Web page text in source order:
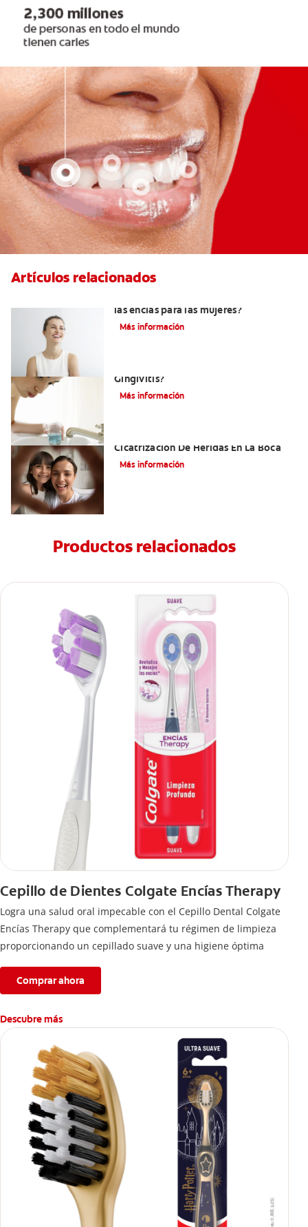
Artículos relacionados
las encías para las mujeres?
Más información
Gingivitis?
Más información
Cicatrización De Heridas En La Boca
Más información
Productos relacionados
Cepillo de Dientes Colgate Encías Therapy
Logra una salud oral impecable con el Cepillo Dental Colgate
Encías Therapy que complementará tu régimen de limpieza
proporcionando un cepillado suave y una higiene óptima
Comprar ahora
Descubre más